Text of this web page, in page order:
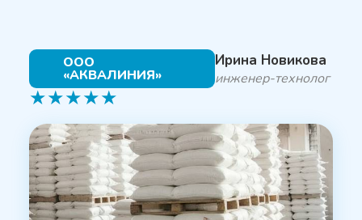
ООО
«АКВАЛИНИЯ»
Ирина Новикова
инженер-технолог
★★★★★